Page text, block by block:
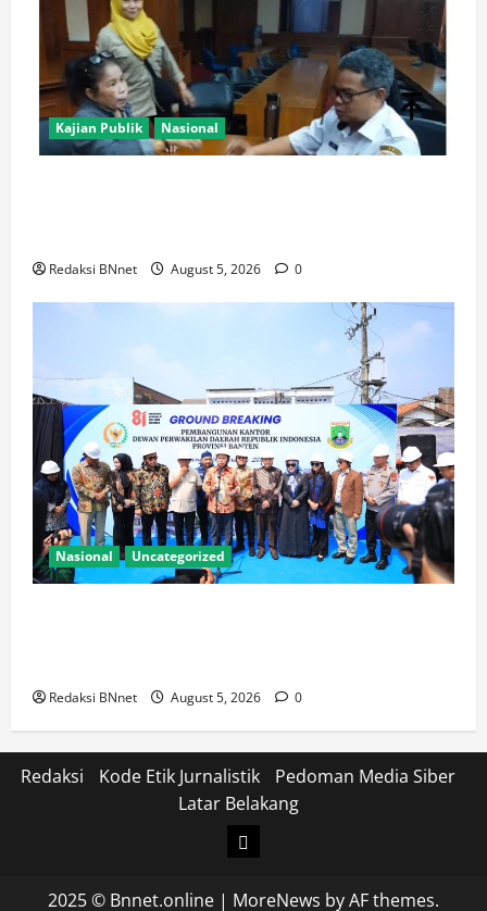
Kajian Publik Nasional
Redaksi BNnet August 5, 2026 0
Nasional Uncategorized
Redaksi BNnet August 5, 2026 0
Redaksi Kode Etik Jurnalistik
Pedoman Media Siber
Latar Belakang
Login
2025 © Bnnet.online | MoreNews by AF themes.